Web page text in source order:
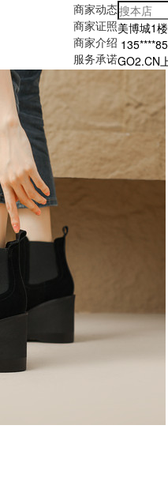
美博城1
GO2.CN
商家动态
商家证照
商家介绍
服务承诺